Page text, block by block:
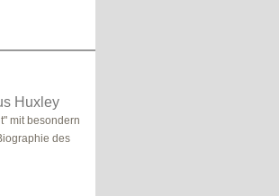
Huxley
mit besondern
des